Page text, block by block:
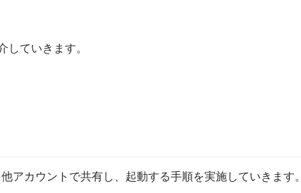
していきます。
カウントで共有し、起動する手順を実施していきます。